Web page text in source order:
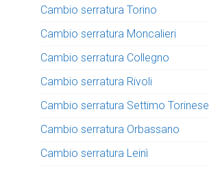
Cambio serratura Torino
Cambio serratura Moncalieri
Cambio serratura Collegno
Cambio serratura Rivoli
Cambio serratura Settimo Torinese
Cambio serratura Orbassano
Cambio serratura Leinì